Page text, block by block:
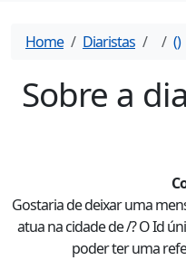
Home Diaristas ()
Sobre a
Gostaria de deixar uma
atua na cidade de/? O Id
poder ter uma